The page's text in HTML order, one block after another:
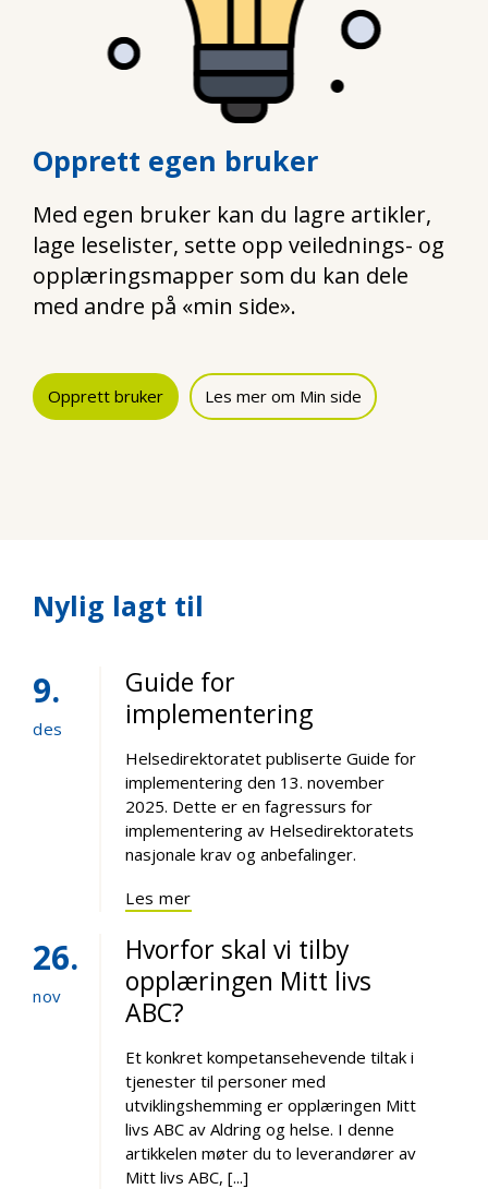
Opprett egen bruker
Med egen bruker kan du lagre artikler,
lage leselister, sette opp veilednings- og
opplæringsmapper som du kan dele
med andre på «min side».
Opprett bruker Les mer om Min side
Nylig lagt til
9
des
Guide for
implementering
Helsedirektoratet publiserte Guide for
implementering den 13. november
2025. Dette er en fagressurs for
implementering av Helsedirektoratets
nasjonale krav og anbefalinger.
Les mer
26
nov
Hvorfor skal vi tilby
opplæringen Mitt livs
ABC?
Et konkret kompetansehevende tiltak i
tjenester til personer med
utviklingshemming er opplæringen Mitt
livs ABC av Aldring og helse. I denne
artikkelen møter du to leverandører av
Mitt livs ABC, [...]